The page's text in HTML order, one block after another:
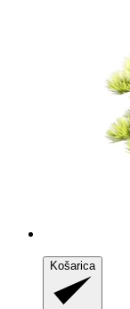
Košarica